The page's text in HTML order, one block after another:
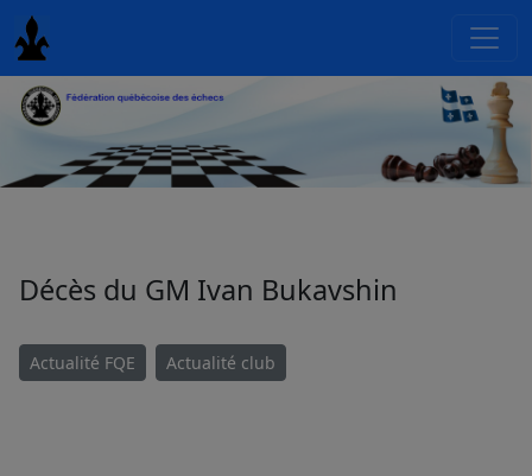
Décès du GM Ivan Bukavshin
Actualité FQE Actualité club